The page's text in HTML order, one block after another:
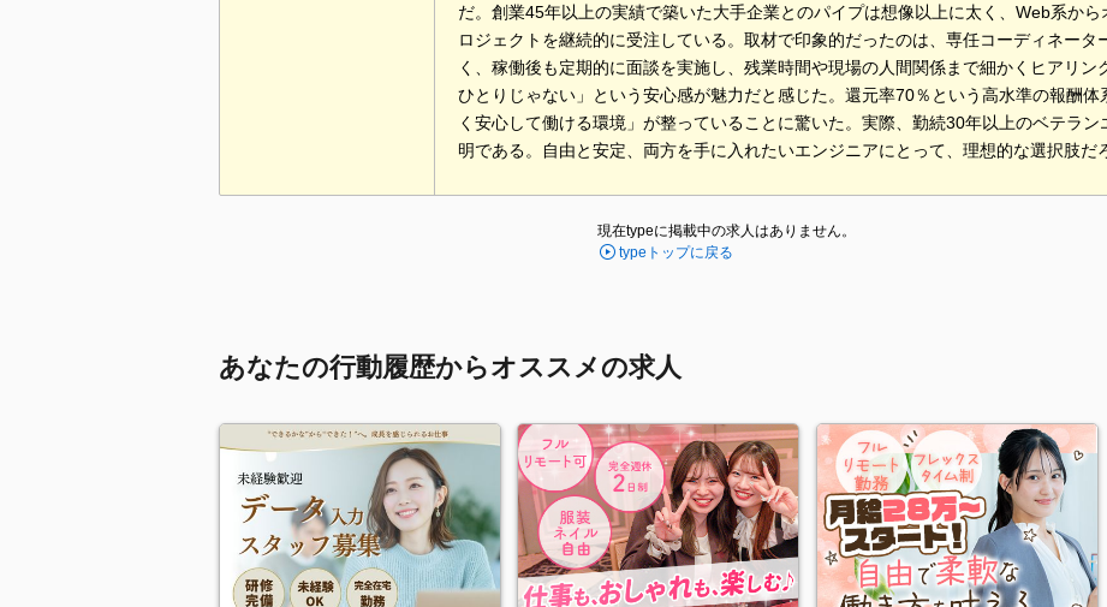
だ。創業45年以上の実績で築いた大手企業とのパイプは想像以上に太く、Web系か
ロジェクトを継続的に受注している。取材で印象的だったのは、専任コーディネータ
く、稼働後も定期的に面談を実施し、残業時間や現場の人間関係まで細かくヒアリン
ひとりじゃない」という安心感が魅力だと感じた。還元率70％という高水準の報酬
く安心して働ける環境」が整っていることに驚いた。実際、勤続30年以上のベテラ
明である。自由と安定、両方を手に入れたいエンジニアにとって、理想的な選択肢だ
現在typeに掲載中の求人はありません。
typeトップに戻る
あなたの行動履歴からオススメの求人